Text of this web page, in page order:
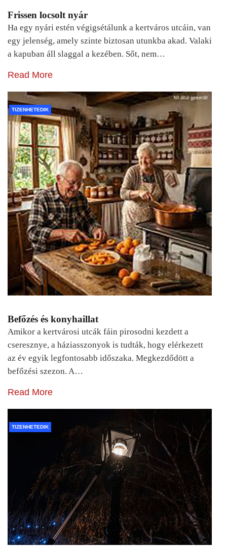
Frissen locsolt nyár
Ha egy nyári estén végigsétálunk a kertváros utcáin, van
egy jelenség, amely szinte biztosan utunkba akad. Valaki
a kapuban áll slaggal a kezében. Sőt, nem…
Read More
TIZENHETEDIK
Befőzés és konyhaillat
Amikor a kertvárosi utcák fáin pirosodni kezdett a
cseresznye, a háziasszonyok is tudták, hogy elérkezett
az év egyik legfontosabb időszaka. Megkezdődött a
befőzési szezon. A…
Read More
TIZENHETEDIK